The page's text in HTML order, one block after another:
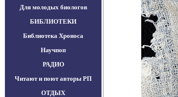
Для молодых биологов
БИБЛИОТЕКИ
Библиотека Хроноса
Научпоп
РАДИО
Читают и поют авторы РП
ОТДЫХ